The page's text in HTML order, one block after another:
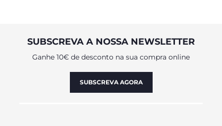
SUBSCREVA A NOSSA NEWSLETTER
Ganhe 10€ de desconto na sua compra online
SUBSCREVA AGORA